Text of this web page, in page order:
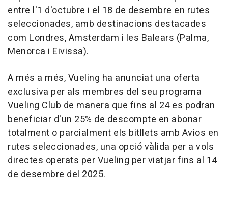
entre l'1 d'octubre i el 18 de desembre en rutes
seleccionades, amb destinacions destacades
com Londres, Amsterdam i les Balears (Palma,
Menorca i Eivissa).
A més a més, Vueling ha anunciat una oferta
exclusiva per als membres del seu programa
Vueling Club de manera que fins al 24 es podran
beneficiar d'un 25% de descompte en abonar
totalment o parcialment els bitllets amb Avios en
rutes seleccionades, una opció vàlida per a vols
directes operats per Vueling per viatjar fins al 14
de desembre del 2025.